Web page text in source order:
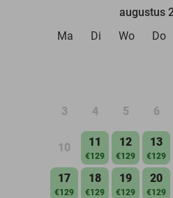
augustus
Ma
Di Wo Do
3 4 5 6
10 11
€129
12
€129
13
€129
17
€129
18
€129
19
€129
20
€129